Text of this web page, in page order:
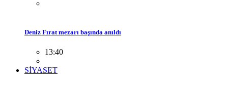
Deniz Fırat mezarı başında anıldı
13:40
SİYASET